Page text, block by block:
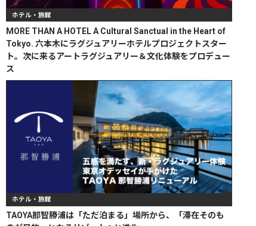
ホテル・旅館
MORE THAN A HOTEL A Cultural Sanctual in the Heart of
Tokyo. 六本木にラグジュアリーホテルプロジェクトスター
ト。次に来るアートラグジュアリー＆文化体験をプロデュー
ス
ホテル・旅館
TAOYA那智勝浦は「ただ泊まる」場所から、「滞在そのも